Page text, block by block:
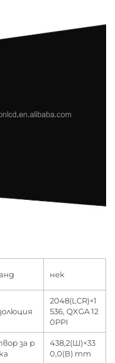
нек
2048(LCR)×1
536, QXGA 12
0PPI
за р
438,2(Ш)×33
0,0(В) mm